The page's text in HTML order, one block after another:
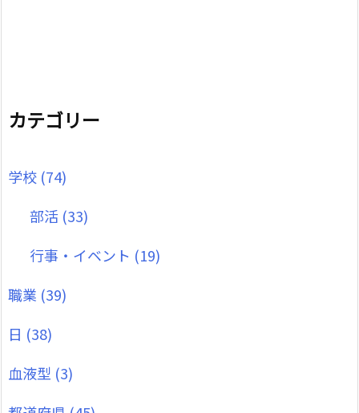
カテゴリー
学校 (74)
部活 (33)
行事・イベント (19)
職業 (39)
日 (38)
血液型 (3)